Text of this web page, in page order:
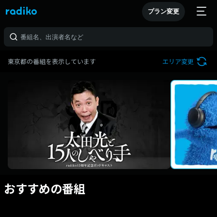
プラン変更
東京都の番組を表示しています エリア変更
おすすめの番組